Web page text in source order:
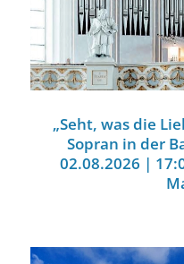
„Seht, was die
Sopran in der
02.08.2026 |